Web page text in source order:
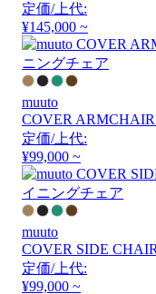
定価/上代:
¥145,000 ~
muuto
COVER
定価/上代:
¥99,000 ~
muuto
COVER SIDE
定価/上代:
¥99,000 ~